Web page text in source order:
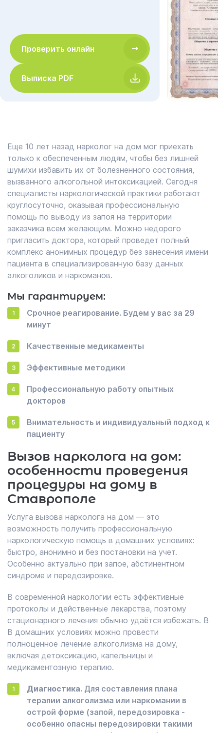
Проверить онлайн
Выписка PDF
Еще 10 лет назад нарколог на дом мог приехать
только к обеспеченным людям, чтобы без лишней
шумихи избавить их от болезненного состояния,
вызванного алкогольной интоксикацией. Сегодня
специалисты наркологической практики работают
круглосуточно, оказывая профессиональную
помощь по выводу из запоя на территории
заказчика всем желающим. Можно недорого
пригласить доктора, который проведет полный
комплекс анонимных процедур без занесения имени
пациента в специализированную базу данных
алкоголиков и наркоманов.
Мы гарантируем:
Срочное реагирование. Будем у вас за 29
минут
Качественные медикаменты
Эффективные методики
Профессиональную работу опытных
докторов
Внимательность и индивидуальный подход к
пациенту
Вызов нарколога на дом:
особенности проведения
процедуры на дому в
Ставрополе
Услуга вызова нарколога на дом — это
возможность получить профессиональную
наркологическую помощь в домашних условиях:
быстро, анонимно и без постановки на учет.
Особенно актуально при запое, абстинентном
синдроме и передозировке.
В современной наркологии есть эффективные
протоколы и действенные лекарства, поэтому
стационарного лечения обычно удаётся избежать. В
В домашних условиях можно провести
полноценное лечение алкоголизма на дому,
включая детоксикацию, капельницы и
медикаментозную терапию.
Диагностика. Для составления плана
терапии алкоголизма или наркомании в
острой форме (запой, передозировка -
особенно опасны передозировки такими